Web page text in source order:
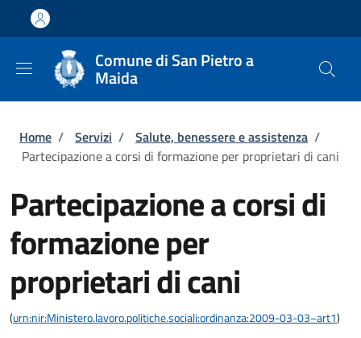
Salta al contenuto principale
Skip to footer content
Comune di San Pietro a
Maida
Briciole di pane
Home / Servizi / Salute, benessere e assistenza /
Partecipazione a corsi di formazione per proprietari di cani
Partecipazione a corsi di
formazione per
proprietari di cani
(urn:nir:Ministero.lavoro.politiche.sociali:ordinanza:2009-03-03~art1)